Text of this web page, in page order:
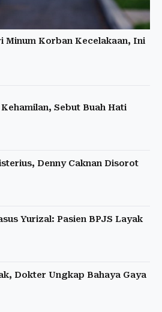
Minum Korban Kecelakaan, Ini
Sebut Buah Hati
Denny Caknan Disorot
Yurizal: Pasien BPJS Layak
Dokter Ungkap Bahaya Gaya